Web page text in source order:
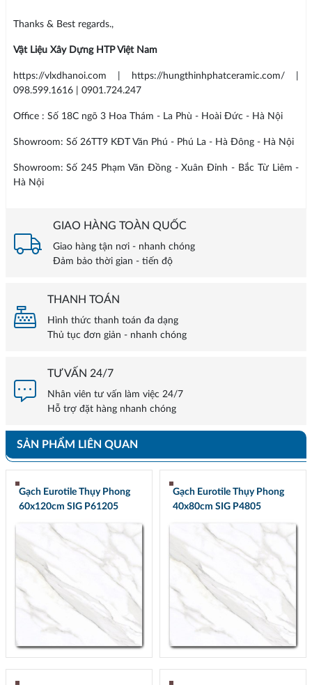
Thanks & Best regards.,
Vật Liệu Xây Dựng HTP Việt Nam
https://vlxdhanoi.com | https://hungthinhphatceramic.com/ |
098.599.1616 | 0901.724.247
Office : Số 18C ngõ 3 Hoa Thám - La Phù - Hoài Đức - Hà Nội
Showroom: Số 26TT9 KĐT Văn Phú - Phú La - Hà Đông - Hà Nội
Showroom: Số 245 Phạm Văn Đồng - Xuân Đỉnh - Bắc Từ Liêm -
Hà Nội
GIAO HÀNG TOÀN QUỐC
Giao hàng tận nơi - nhanh chóng
Đảm bảo thời gian - tiến độ
THANH TOÁN
Hình thức thanh toán đa dạng
Thủ tục đơn giản - nhanh chóng
TƯ VẤN 24/7
Nhân viên tư vấn làm việc 24/7
Hỗ trợ đặt hàng nhanh chóng
SẢN PHẨM LIÊN QUAN
Gạch Eurotile Thụy Phong
60x120cm SIG P61205
Gạch Eurotile Thụy Phong
40x80cm SIG P4805